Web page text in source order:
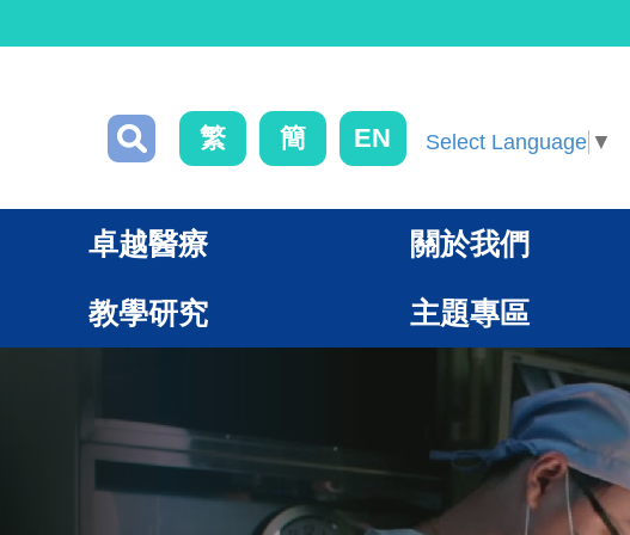
繁 簡 EN Select Language ▼
卓越醫療 關於我們
教學研究 主題專區